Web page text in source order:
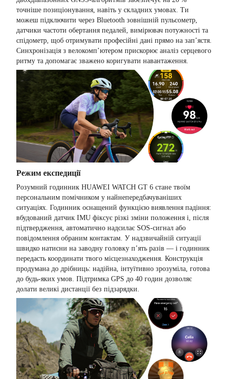
точніше позиціонування, навіть у складних умовах. Ти
можеш підключити через Bluetooth зовнішній пульсометр,
датчики частоти обертання педалей, вимірювач потужності та
спідометр, щоб отримувати професійні дані прямо на зап’ястя.
Синхронізація з велокомп’ютером прискорює аналіз серцевого
ритму та допомагає зважено коригувати навантаження.
Режим експедиції
Розумний годинник HUAWEI WATCH GT 6 стане твоїм
персональним помічником у найнепередбачуваніших
ситуаціях. Годинник оснащений функцією виявлення падіння:
вбудований датчик IMU фіксує різкі зміни положення і, після
підтвердження, автоматично надсилає SOS-сигнал або
повідомлення обраним контактам. У надзвичайній ситуації
швидко натисни на заводну головку п’ять разів — і годинник
передасть координати твого місцезнаходження. Конструкція
продумана до дрібниць: надійна, інтуїтивно зрозуміла, готова
до будь-яких умов. Підтримка GPS до 40 годин дозволяє
долати великі дистанції без підзарядки.